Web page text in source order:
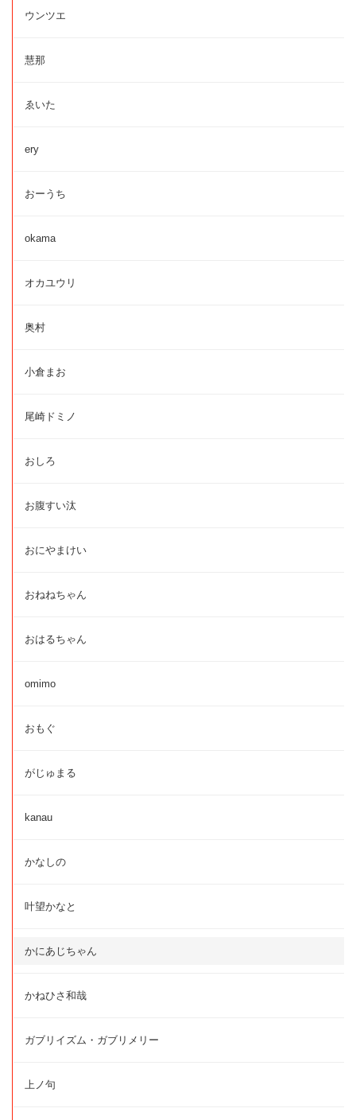
ウンツエ
慧那
ゑいた
ery
おーうち
okama
オカユウリ
奥村
小倉まお
尾崎ドミノ
おしろ
お腹すい汰
おにやまけい
おねねちゃん
おはるちゃん
omimo
おもぐ
がじゅまる
kanau
かなしの
叶望かなと
かにあじちゃん
かねひさ和哉
ガブリイズム・ガブリメリー
上ノ句